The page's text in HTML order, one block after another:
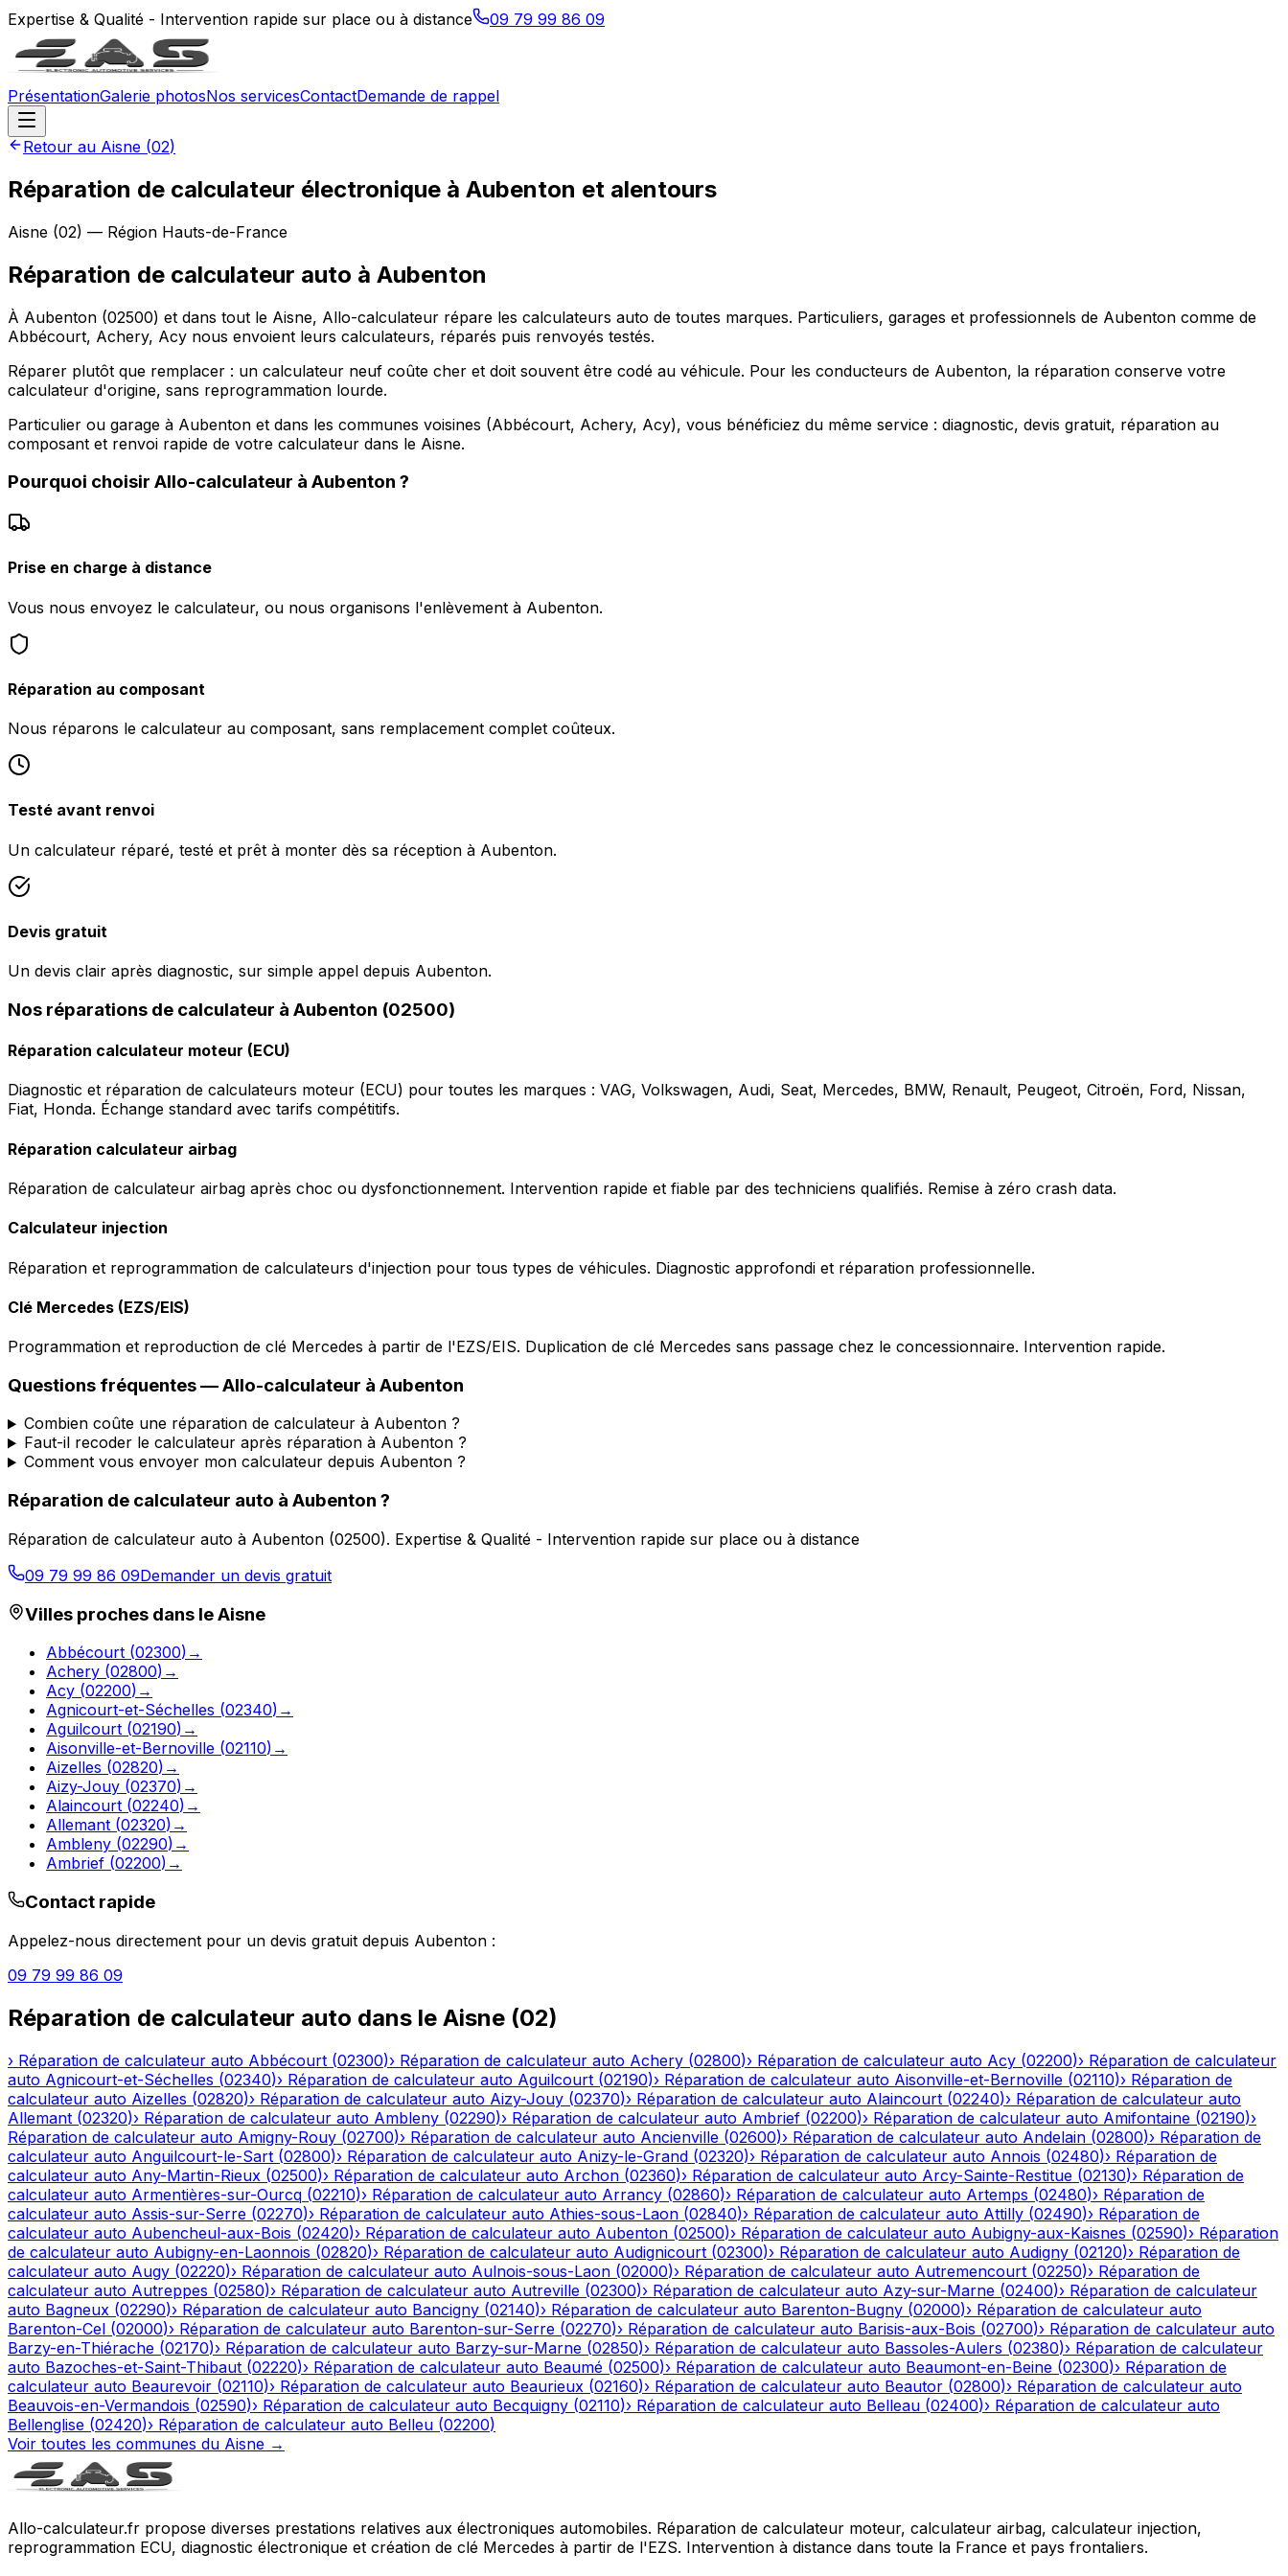
Expertise & Qualité - Intervention rapide sur place ou à distance 09 79 99 86 09
PrésentationGalerie photosNos servicesContactDemande de rappel
Retour au Aisne (02)
Réparation de calculateur électronique à Aubenton et alentours
Aisne (02) — Région Hauts-de-France
Réparation de calculateur auto à Aubenton
À Aubenton (02500) et dans tout le Aisne, Allo-calculateur répare les calculateurs auto de toutes marques. Particuliers, garages et professionnels de Aubenton comme de
Abbécourt, Achery, Acy nous envoient leurs calculateurs, réparés puis renvoyés testés.
Réparer plutôt que remplacer : un calculateur neuf coûte cher et doit souvent être codé au véhicule. Pour les conducteurs de Aubenton, la réparation conserve votre
calculateur d'origine, sans reprogrammation lourde.
Particulier ou garage à Aubenton et dans les communes voisines (Abbécourt, Achery, Acy), vous bénéficiez du même service : diagnostic, devis gratuit, réparation au
composant et renvoi rapide de votre calculateur dans le Aisne.
Pourquoi choisir Allo-calculateur à Aubenton ?
Prise en charge à distance
Vous nous envoyez le calculateur, ou nous organisons l'enlèvement à Aubenton.
Réparation au composant
Nous réparons le calculateur au composant, sans remplacement complet coûteux.
Testé avant renvoi
Un calculateur réparé, testé et prêt à monter dès sa réception à Aubenton.
Devis gratuit
Un devis clair après diagnostic, sur simple appel depuis Aubenton.
Nos réparations de calculateur à Aubenton (02500)
Réparation calculateur moteur (ECU)
Diagnostic et réparation de calculateurs moteur (ECU) pour toutes les marques : VAG, Volkswagen, Audi, Seat, Mercedes, BMW, Renault, Peugeot, Citroën, Ford, Nissan,
Fiat, Honda. Échange standard avec tarifs compétitifs.
Réparation calculateur airbag
Réparation de calculateur airbag après choc ou dysfonctionnement. Intervention rapide et fiable par des techniciens qualifiés. Remise à zéro crash data.
Calculateur injection
Réparation et reprogrammation de calculateurs d'injection pour tous types de véhicules. Diagnostic approfondi et réparation professionnelle.
Clé Mercedes (EZS/EIS)
Programmation et reproduction de clé Mercedes à partir de l'EZS/EIS. Duplication de clé Mercedes sans passage chez le concessionnaire. Intervention rapide.
Questions fréquentes —Allo-calculateur à Aubenton
Combien coûte une réparation de calculateur à Aubenton ?
Faut-il recoder le calculateur après réparation à Aubenton ?
Comment vous envoyer mon calculateur depuis Aubenton ?
Réparation de calculateur auto à Aubenton ?
Réparation de calculateur auto à Aubenton (02500). Expertise & Qualité - Intervention rapide sur place ou à distance
09 79 99 86 09Demander un devis gratuit
Villes proches dans leAisne
Abbécourt (02300) →
Achery (02800) →
Acy (02200) →
Agnicourt-et-Séchelles (02340) →
Aguilcourt (02190) →
Aisonville-et-Bernoville (02110) →
Aizelles (02820) →
Aizy-Jouy (02370) →
Alaincourt (02240) →
Allemant (02320) →
Ambleny (02290) →
Ambrief (02200) →
Contact rapide
Appelez-nous directement pour un devis gratuit depuis Aubenton :
09 79 99 86 09
Réparation de calculateur auto dans le Aisne (02)
› Réparation de calculateur auto Abbécourt (02300)› Réparation de calculateur auto Achery (02800)› Réparation de calculateur auto Acy (02200)› Réparation de calculateur
auto Agnicourt-et-Séchelles (02340)› Réparation de calculateur auto Aguilcourt (02190)› Réparation de calculateur auto Aisonville-et-Bernoville (02110)› Réparation de
calculateur auto Aizelles (02820)› Réparation de calculateur auto Aizy-Jouy (02370)› Réparation de calculateur auto Alaincourt (02240)› Réparation de calculateur auto
Allemant (02320)› Réparation de calculateur auto Ambleny (02290)› Réparation de calculateur auto Ambrief (02200)› Réparation de calculateur auto Amifontaine (02190)›
Réparation de calculateur auto Amigny-Rouy (02700)› Réparation de calculateur auto Ancienville (02600)› Réparation de calculateur auto Andelain (02800)› Réparation de
calculateur auto Anguilcourt-le-Sart (02800)› Réparation de calculateur auto Anizy-le-Grand (02320)› Réparation de calculateur auto Annois (02480)› Réparation de
calculateur auto Any-Martin-Rieux (02500)› Réparation de calculateur auto Archon (02360)› Réparation de calculateur auto Arcy-Sainte-Restitue (02130)› Réparation de
calculateur auto Armentières-sur-Ourcq (02210)› Réparation de calculateur auto Arrancy (02860)› Réparation de calculateur auto Artemps (02480)› Réparation de
calculateur auto Assis-sur-Serre (02270)› Réparation de calculateur auto Athies-sous-Laon (02840)› Réparation de calculateur auto Attilly (02490)› Réparation de
calculateur auto Aubencheul-aux-Bois (02420)› Réparation de calculateur auto Aubenton (02500)› Réparation de calculateur auto Aubigny-aux-Kaisnes (02590)› Réparation
de calculateur auto Aubigny-en-Laonnois (02820)› Réparation de calculateur auto Audignicourt (02300)› Réparation de calculateur auto Audigny (02120)› Réparation de
calculateur auto Augy (02220)› Réparation de calculateur auto Aulnois-sous-Laon (02000)› Réparation de calculateur auto Autremencourt (02250)› Réparation de
calculateur auto Autreppes (02580)› Réparation de calculateur auto Autreville (02300)› Réparation de calculateur auto Azy-sur-Marne (02400)› Réparation de calculateur
auto Bagneux (02290)› Réparation de calculateur auto Bancigny (02140)› Réparation de calculateur auto Barenton-Bugny (02000)› Réparation de calculateur auto
Barenton-Cel (02000)› Réparation de calculateur auto Barenton-sur-Serre (02270)› Réparation de calculateur auto Barisis-aux-Bois (02700)› Réparation de calculateur auto
Barzy-en-Thiérache (02170)› Réparation de calculateur auto Barzy-sur-Marne (02850)› Réparation de calculateur auto Bassoles-Aulers (02380)› Réparation de calculateur
auto Bazoches-et-Saint-Thibaut (02220)› Réparation de calculateur auto Beaumé (02500)› Réparation de calculateur auto Beaumont-en-Beine (02300)› Réparation de
calculateur auto Beaurevoir (02110)› Réparation de calculateur auto Beaurieux (02160)› Réparation de calculateur auto Beautor (02800)› Réparation de calculateur auto
Beauvois-en-Vermandois (02590)› Réparation de calculateur auto Becquigny (02110)› Réparation de calculateur auto Belleau (02400)› Réparation de calculateur auto
Bellenglise (02420)› Réparation de calculateur auto Belleu (02200)
Voir toutes les communes du Aisne →
Allo-calculateur.fr propose diverses prestations relatives aux électroniques automobiles. Réparation de calculateur moteur, calculateur airbag, calculateur injection,
reprogrammation ECU, diagnostic électronique et création de clé Mercedes à partir de l'EZS. Intervention à distance dans toute la France et pays frontaliers.